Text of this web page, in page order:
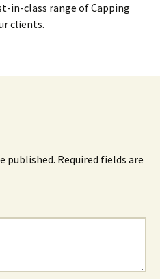
in-class range of Capping
clients.
published. Required fields are